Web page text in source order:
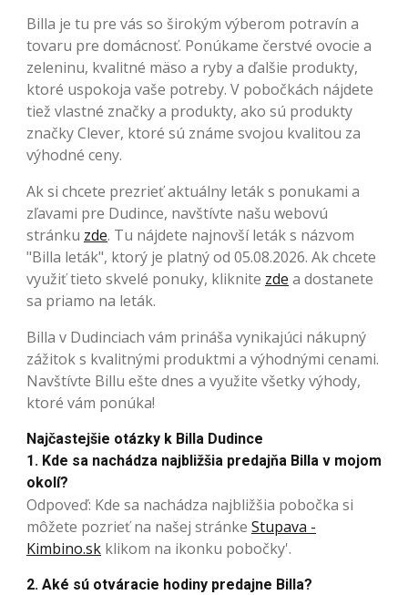
Billa je tu pre vás so širokým výberom potravín a
tovaru pre domácnosť. Ponúkame čerstvé ovocie a
zeleninu, kvalitné mäso a ryby a ďalšie produkty,
ktoré uspokoja vaše potreby. V pobočkách nájdete
tiež vlastné značky a produkty, ako sú produkty
značky Clever, ktoré sú známe svojou kvalitou za
výhodné ceny.
Ak si chcete prezrieť aktuálny leták s ponukami a
zľavami pre Dudince, navštívte našu webovú
stránku zde. Tu nájdete najnovší leták s názvom
"Billa leták", ktorý je platný od 05.08.2026. Ak chcete
využiť tieto skvelé ponuky, kliknite zde a dostanete
sa priamo na leták.
Billa v Dudinciach vám prináša vynikajúci nákupný
zážitok s kvalitnými produktmi a výhodnými cenami.
Navštívte Billu ešte dnes a využite všetky výhody,
ktoré vám ponúka!
Najčastejšie otázky k Billa Dudince
1. Kde sa nachádza najbližšia predajňa Billa v mojom
okolí?
Odpoveď: Kde sa nachádza najbližšia pobočka si
môžete pozrieť na našej stránke Stupava -
Kimbino.sk klikom na ikonku pobočky'.
2. Aké sú otváracie hodiny predajne Billa?